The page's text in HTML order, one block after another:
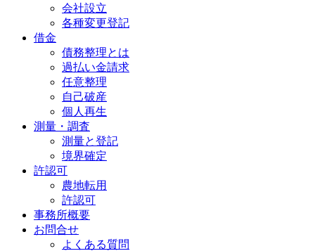
会社設立
各種変更登記
借金
債務整理とは
過払い金請求
任意整理
自己破産
個人再生
測量・調査
測量と登記
境界確定
許認可
農地転用
許認可
事務所概要
お問合せ
よくある質問